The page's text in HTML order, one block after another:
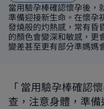
當用驗孕棒確認懷孕後，
準備迎接新生命。在懷孕
發燒般的灼熱感，常有昏
的顏色會變深和敏感，更
變差甚至更有部分準媽媽
當用驗孕棒確認
查，注意身體，準備